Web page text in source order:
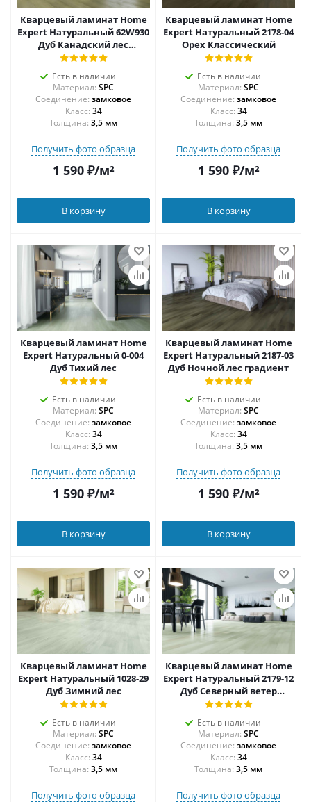
Кварцевый ламинат Home
Expert Натуральный 62W930
Дуб Канадский лес
градиент
Есть в наличии
Материал: SPC
Соединение: замковое
34
Толщина: 3,5 мм
Получить фото образца
1 590₽/м²
В корзину
Кварцевый ламинат Home
Expert Натуральный 2178-04
Орех Классический
Есть в наличии
Материал: SPC
Соединение: замковое
34
Толщина: 3,5 мм
Получить фото образца
1 590₽/м²
В корзину
Кварцевый ламинат Home
Expert Натуральный 0-004
Дуб Тихий лес
Есть в наличии
Материал: SPC
Соединение: замковое
34
Толщина: 3,5 мм
Получить фото образца
1 590₽/м²
В корзину
Кварцевый ламинат Home
Expert Натуральный 2187-03
Дуб Ночной лес градиент
Есть в наличии
Материал: SPC
Соединение: замковое
34
Толщина: 3,5 мм
Получить фото образца
1 590₽/м²
В корзину
Кварцевый ламинат Home
Expert Натуральный 1028-29
Дуб Зимний лес
Есть в наличии
Материал: SPC
Соединение: замковое
34
Толщина: 3,5 мм
Получить фото образца
Кварцевый ламинат Home
Expert Натуральный 2179-12
Дуб Северный ветер
градиент
Есть в наличии
Материал: SPC
Соединение: замковое
34
Толщина: 3,5 мм
Получить фото образца